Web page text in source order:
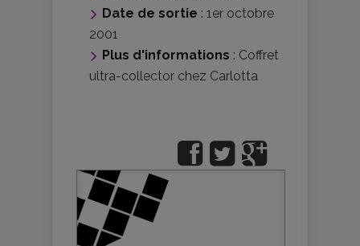
Date de sortie : 1er octobre
2001
Plus d'informations : Coffret
ultra-collector chez Carlotta